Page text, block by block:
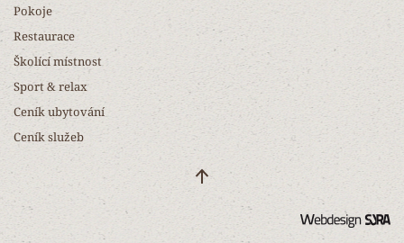
Pokoje
Restaurace
Školící místnost
Sport & relax
Ceník ubytování
Ceník služeb